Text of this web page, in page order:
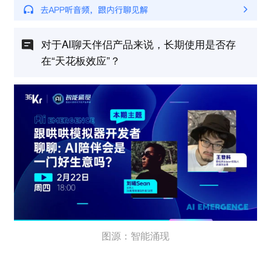
对于AI聊天伴侣产品来说，长期使用是否存
在“天花板效应”？
图源：智能涌现